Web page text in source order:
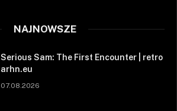
NAJNOWSZE
Serious Sam: The First Encounter | retro
arhn.eu
07.08.2026